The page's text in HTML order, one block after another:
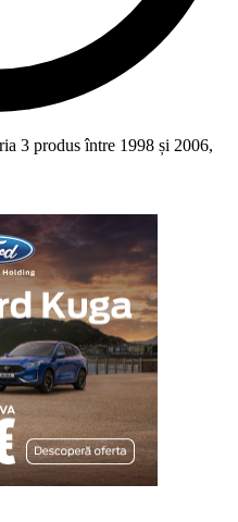
3 produs între 1998 și 2006,